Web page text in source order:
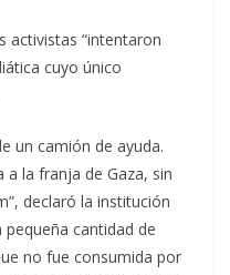
activistas “intentaron
cuyo único
un camión de ayuda.
a la franja de Gaza, sin
declaró la institución
pequeña cantidad de
no fue consumida por